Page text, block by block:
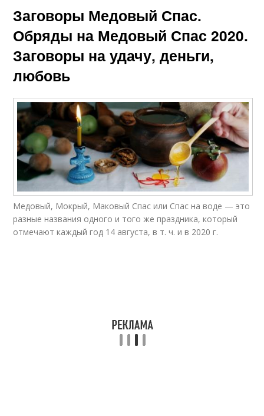
Обряд с орехами
Обряд для крепких
отношений
Спас на руси
Медовые ярмарки
Приметы на медовый
спас
Спас в саду Народные обряды
Заговоры Медовый Спас.
Обряды на Медовый Спас 2020.
Заговоры на удачу, деньги,
любовь
Медовый, Мокрый, Маковый Спас или Спас на воде — это
разные названия одного и того же праздника, который
отмечают каждый год 14 августа, в т. ч. и в 2020 г.